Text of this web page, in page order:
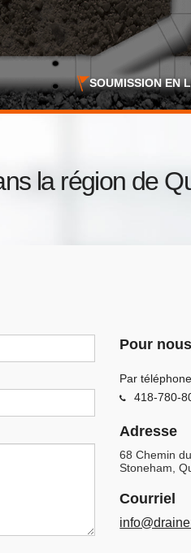
SOUMISSION EN
la région de
Pour
Par
418-780-
Adresse
68 Chemin
Stoneham,
Courriel